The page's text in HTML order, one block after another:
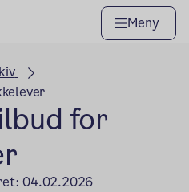
Meny
for
04.02.2026